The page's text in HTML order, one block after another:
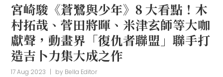
宮崎駿《蒼鷺與少年》8 大看點！木
村拓哉、菅田將暉、米津玄師等大咖
獻聲，動畫界「復仇者聯盟」聯手打
造吉卜力集大成之作
17 Aug 2023 | by Bella Editor